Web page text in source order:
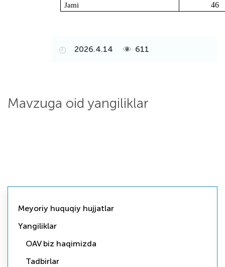
Jami 46
2026.4.14 611
Mavzuga oid yangiliklar
Meyoriy huquqiy hujjatlar
Yangiliklar
OAV biz haqimizda
Tadbirlar